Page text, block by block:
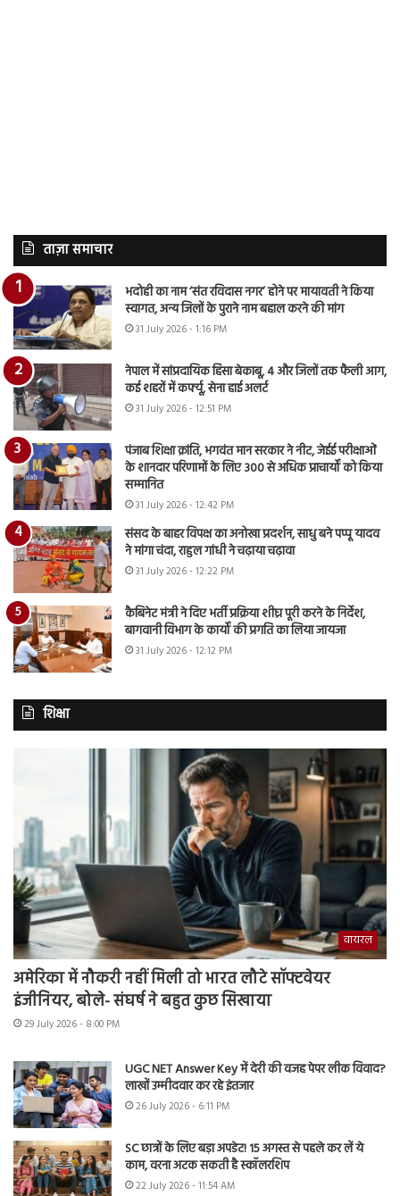
ताज़ा समाचार
भदोही का नाम ‘संत रविदास नगर’ होने पर मायावती ने किया
स्वागत, अन्य जिलों के पुराने नाम बहाल करने की मांग
31 July 2026 - 1:16 PM
नेपाल में सांप्रदायिक हिंसा बेकाबू, 4 और जिलों तक फैली आग,
कई शहरों में कर्फ्यू, सेना हाई अलर्ट
31 July 2026 - 12:51 PM
पंजाब शिक्षा क्रांति, भगवंत मान सरकार ने नीट, जेईई परीक्षाओं
के शानदार परिणामों के लिए 300 से अधिक प्राचार्यों को किया
सम्मानित
31 July 2026 - 12:42 PM
संसद के बाहर विपक्ष का अनोखा प्रदर्शन, साधु बने पप्पू यादव
ने मांगा चंदा, राहुल गांधी ने चढ़ाया चढ़ावा
31 July 2026 - 12:22 PM
कैबिनेट मंत्री ने दिए भर्ती प्रक्रिया शीघ्र पूरी करने के निर्देश,
बागवानी विभाग के कार्यों की प्रगति का लिया जायजा
31 July 2026 - 12:12 PM
शिक्षा
वायरल
अमेरिका में नौकरी नहीं मिली तो भारत लौटे सॉफ्टवेयर
इंजीनियर, बोले- संघर्ष ने बहुत कुछ सिखाया
29 July 2026 - 8:00 PM
UGC NET Answer Key में देरी की वजह पेपर लीक विवाद?
लाखों उम्मीदवार कर रहे इंतजार
26 July 2026 - 6:11 PM
SC छात्रों के लिए बड़ा अपडेट! 15 अगस्त से पहले कर लें ये
काम, वरना अटक सकती है स्कॉलरशिप
22 July 2026 - 11:54 AM